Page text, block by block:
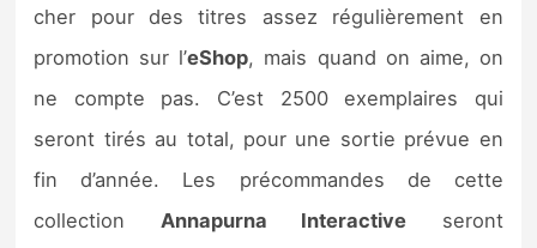
cher pour des titres assez régulièrement en
promotion sur l’eShop, mais quand on aime, on
ne compte pas. C’est 2500 exemplaires qui
seront tirés au total, pour une sortie prévue en
fin d’année. Les précommandes de cette
collection Annapurna Interactive seront